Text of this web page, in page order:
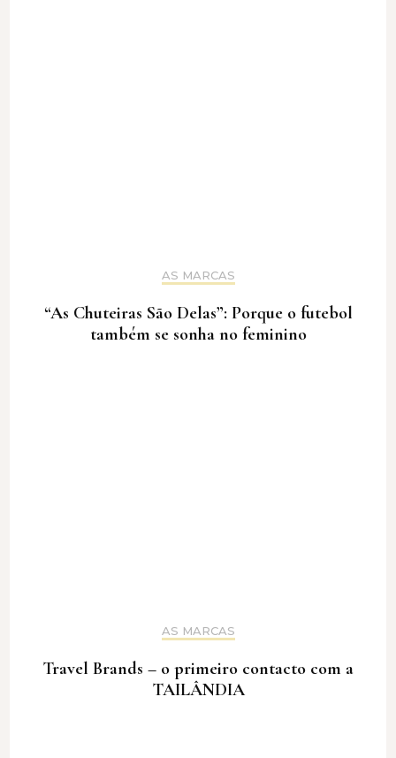
AS MARCAS
“As Chuteiras São Delas”: Porque o futebol
também se sonha no feminino
AS MARCAS
Travel Brands – o primeiro contacto com a
TAILÂNDIA